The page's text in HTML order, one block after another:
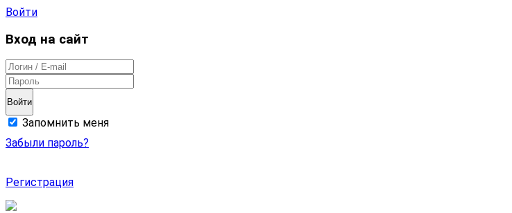
Войти
Вход на сайт
Войти
Запомнить меня
Забыли пароль?
Регистрация